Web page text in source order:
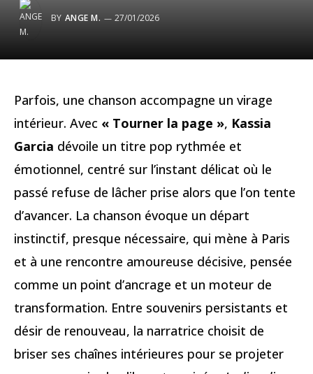
BY ANGE M. 27/01/2026
Parfois, une chanson accompagne un virage
intérieur. Avec « Tourner la page », Kassia
Garcia dévoile un titre pop rythmée et
émotionnel, centré sur l’instant délicat où le
passé refuse de lâcher prise alors que l’on tente
d’avancer. La chanson évoque un départ
instinctif, presque nécessaire, qui mène à Paris
et à une rencontre amoureuse décisive, pensée
comme un point d’ancrage et un moteur de
transformation. Entre souvenirs persistants et
désir de renouveau, la narratrice choisit de
briser ses chaînes intérieures pour se projeter